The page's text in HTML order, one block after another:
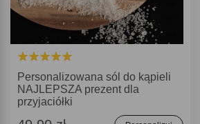
Personalizowana sól do kąpieli
NAJLEPSZA prezent dla
przyjaciółki